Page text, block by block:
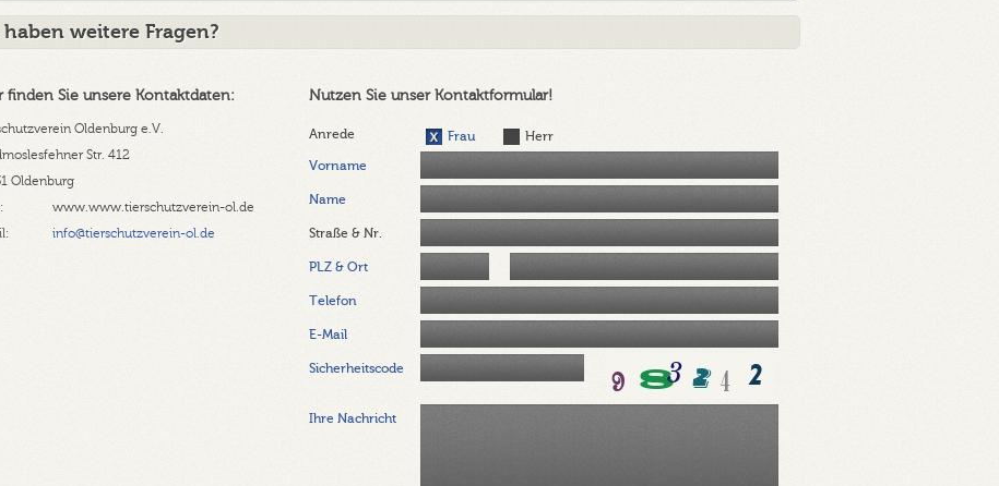
haben weitere Fragen?
finden Sie unsere Kontaktdaten:
Oldenburg e.V.
Str. 412
Oldenburg
www.www.tierschutzverein-ol.de
info@tierschutzverein-ol.de
Nutzen Sie unser Kontaktformular!
Anrede Frau
Herr
Vorname
Name
Straße & Nr.
PLZ & Ort
Telefon
E-Mail
Sicherheitscode
Ihre Nachricht